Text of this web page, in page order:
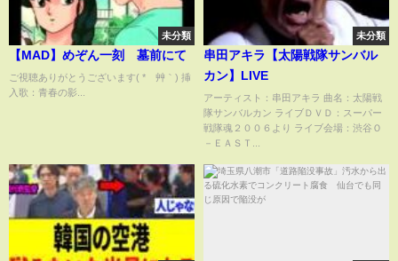
未分類
【MAD】めぞん一刻 墓前にて
ご視聴ありがとうございます( *´艸｀) 挿
入歌：青春の影...
未分類
串田アキラ【太陽戦隊サンバル
カン】LIVE
アーティスト：串田アキラ 曲名：太陽戦
隊サンバルカン ライブＤＶＤ：スーパー
戦隊魂２００６より ライブ会場：渋谷Ｏ
－ＥＡＳＴ...